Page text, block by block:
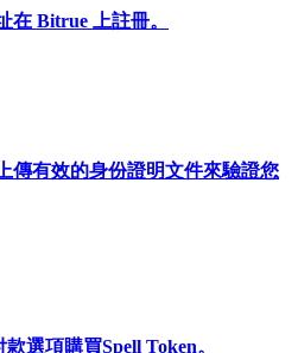
在 Bitrue 上註冊。
傳有效的身份證明文件來驗證您
選項購買Spell Token。